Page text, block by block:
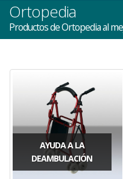
Ortopedia
Productos de Ortopedia al
AYUDA A LA
DEAMBULACIÓN